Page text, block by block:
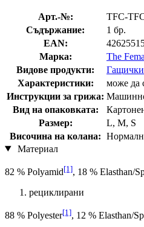
Арт.-№:
TFC-
Съдържание:
1 бр.
EAN:
Марка:
The
Видове продукти:
Гащички
Характеристики:
може да
Инструкции за грижа:
Вид на опаковката:
Размер:
L, M, S
Височина на колана:
Материал
82 % Polyamid[1], 18 % Elasthan/
рециклирани
88 % Polyester[1], 12 % Elasthan/